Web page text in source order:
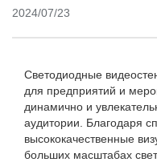
2024/07/23
Светодиодные
для предприятий и
динамично и
аудитории. Благодаря
высококачественные
больших масштабах